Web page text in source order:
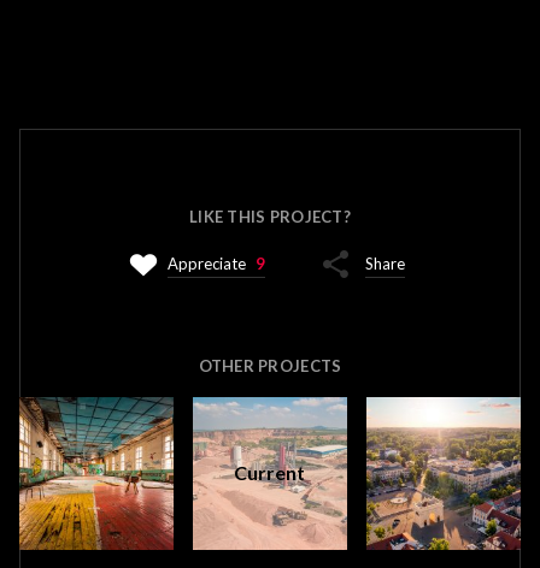
LIKE THIS PROJECT?
Appreciate 9 Share
OTHER PROJECTS
Current